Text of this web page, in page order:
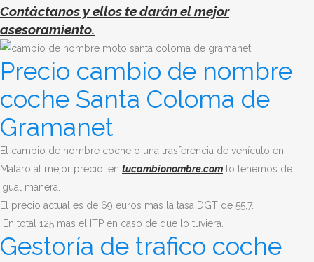
Contáctanos y ellos te darán el mejor
asesoramiento.
Precio cambio de nombre
coche Santa Coloma de
Gramanet
El cambio de nombre coche o una trasferencia de vehículo en
Mataro al mejor precio, en tucambionombre.com lo tenemos de
igual manera.
El precio actual es de 69 euros mas la tasa DGT de 55,7.
En total 125 mas el ITP en caso de que lo tuviera.
Gestoría de trafico coche